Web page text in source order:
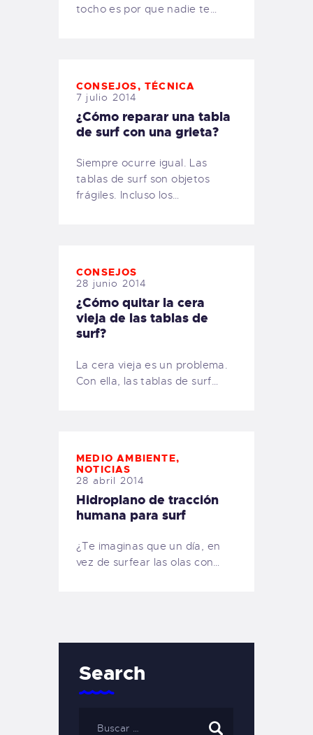
tocho es por que nadie te…
CONSEJOS,TÉCNICA
7 julio 2014
¿Cómo reparar una tabla
de surf con una grieta?
Siempre ocurre igual. Las
tablas de surf son objetos
frágiles. Incluso los…
CONSEJOS
28 junio 2014
¿Cómo quitar la cera
vieja de las tablas de
surf?
La cera vieja es un problema.
Con ella, las tablas de surf…
MEDIO AMBIENTE,
NOTICIAS
28 abril 2014
Hidroplano de tracción
humana para surf
¿Te imaginas que un día, en
vez de surfear las olas con…
Search